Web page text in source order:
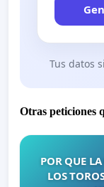
Tus datos
Otras peticiones
POR QUE
LOS